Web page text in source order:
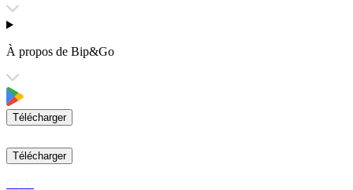
À propos de Bip&Go
Télécharger
Télécharger